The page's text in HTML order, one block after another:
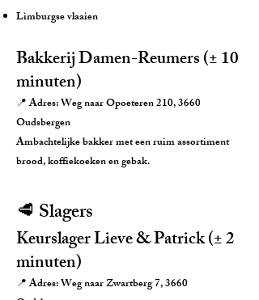
Limburgse vlaaien
Bakkerij Damen-Reumers (± 10
minuten)
📍 Adres: Weg naar Opoeteren 210, 3660
Oudsbergen
Ambachtelijke bakker met een ruim assortiment
brood, koffiekoeken en gebak.
🥩 Slagers
Keurslager Lieve & Patrick (± 2
minuten)
📍 Adres: Weg naar Zwartberg 7, 3660